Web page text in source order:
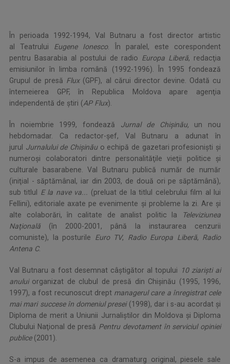
În perioada 1992-1994, Val Butnaru a fost director artistic
al Teatrului Eugene Ionesco. În paralel, este corespondent
pentru Basarabia al postului de radio Europa Liberă, redacţia
emisiunilor în limba română (1992-1996). În 1995 fondează
Grupul de presă Flux(GPF), al cărui director devine. Odată cu
întemeierea GPF, în Republica Moldova apare agenţia
independentă de ştiri (AP Flux).
În noiembrie 1999, fondează Jurnal de Chişinău, un nou
hebdomadar. Ca redactor-şef, Val Butnaru a adunat în
jurul Jurnalului de Chişinăuo echipă de gazetari profesionişti şi
numeroşi colaboratori dintre personalităţile vieţii politice şi
culturale basarabene. Val Butnaru publică număr de număr
(iniţial - săptămânal, iar din 2003, de două ori pe săptămână),
sub titlul E la nave va...
(preluat de la titlul celebrului film al lui
Fellini), editoriale axate pe evenimente şi probleme la zi. Are şi
alte colaborări, în calitate de analist politic la
Televiziunea
Naţională (în 2000-2001, până la instaurarea cenzurii
comuniste), la posturile Euro TV, Radio Europa Liberă, Radio
Antena C.
Val Butnaru a fost desemnat câştigător al topului
10 ziarişti ai
anuluiorganizat de clubul de presă din Chişinău (1995, 1996,
1997), a fost recunoscut drept managerul care a înregistrat cele
mai mari succese în domeniul presei(1998), dar i s-au acordat şi
Diploma de merit a Uniunii Jurnaliştilor din Moldova şi Diploma
Clubului Naţional de presă Pentru devotament în serviciul opiniei
publice(2001).
S-a impus de asemenea ca dramaturg original, piesele sale